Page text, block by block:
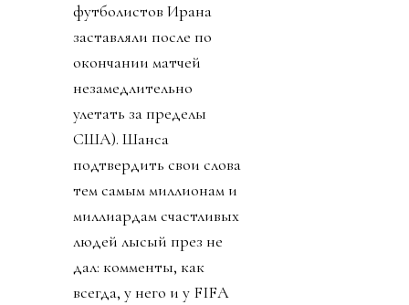
футболистов Ирана
заставляли после по
окончании матчей
незамедлительно
улетать за пределы
США). Шанса
подтвердить свои слова
тем самым миллионам и
миллиардам счастливых
людей лысый през не
дал: комменты, как
всегда, у него и у FIFA